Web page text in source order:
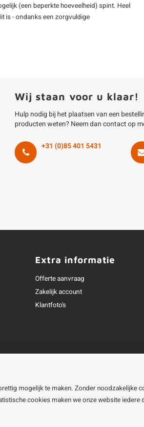
(een beperkte hoeveelheid) spint. Heel
is - ondanks een zorgvuldige
Wij staan voor u klaar!
Hulp nodig bij het plaatsen van een
producten weten? Neem dan contact op
+31 (0)85 401 5431
Extra informatie
Offerte aanvraag
Zakelijk account
Klantfoto's
mogelijk te maken. Zonder noodzakelijke
cookies maken we onze website